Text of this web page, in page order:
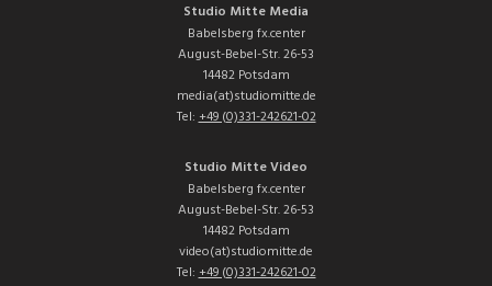
Studio Mitte Media
Babelsberg fx.center
August-Bebel-Str. 26-53
14482 Potsdam
media(at)studiomitte.de
Tel:+49 (0)331-242621-02
Studio Mitte Video
Babelsberg fx.center
August-Bebel-Str. 26-53
14482 Potsdam
video(at)studiomitte.de
Tel:+49 (0)331-242621-02